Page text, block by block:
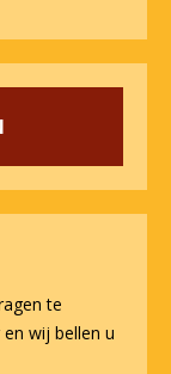
te
wij bellen u